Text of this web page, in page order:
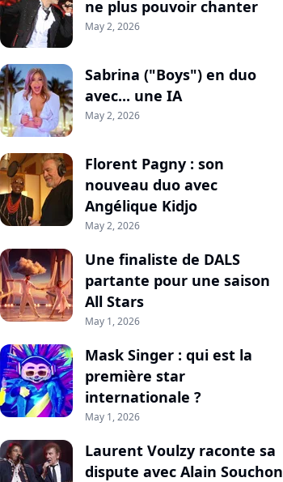
ne plus pouvoir chanter
May 2, 2026
Sabrina ("Boys") en duo
avec... une IA
May 2, 2026
Florent Pagny : son
nouveau duo avec
Angélique Kidjo
May 2, 2026
Une finaliste de DALS
partante pour une saison
All Stars
May 1, 2026
Mask Singer : qui est la
première star
internationale ?
May 1, 2026
Laurent Voulzy raconte sa
dispute avec Alain Souchon